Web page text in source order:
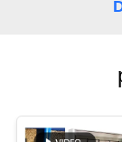
CITATION
SITE